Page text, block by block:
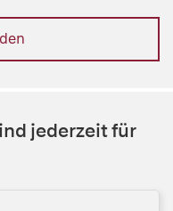
jederzeit für